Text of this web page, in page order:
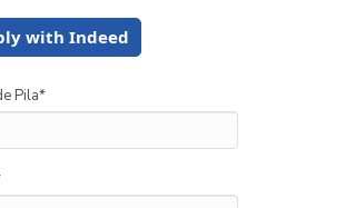
with Indeed
Pila*